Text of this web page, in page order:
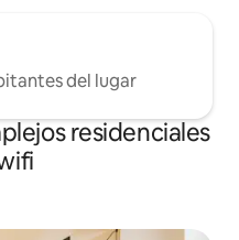
del lugar
residenciales